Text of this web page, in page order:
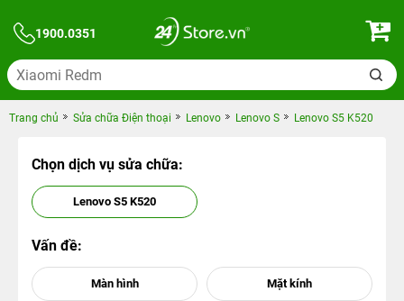
1900.0351
Trang chủ Sửa chữa Điện thoại Lenovo Lenovo S Lenovo S5 K520
Chọn dịch vụ sửa chữa:
Lenovo S5 K520
Vấn đề: